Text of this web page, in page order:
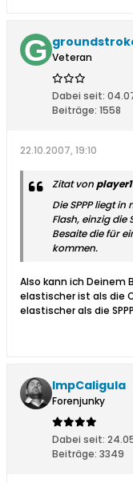
Veteran
Dabei seit:
Beiträge: 1558
22.10.2007, 19:10
Zitat von
Die SPPP liegt
Flash, einzig die
Besaite die für
kommen.
Also kann ich Deinem
elastischer ist als die
elastischer als die
ImpCaligula
Forenjunky
Dabei seit:
Beiträge: 3349